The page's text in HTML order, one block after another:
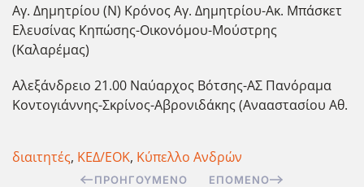
Αγ. Δημητρίου (Ν) Κρόνος Αγ. Δημητρίου-Ακ. Μπάσκετ
Ελευσίνας Κηπώσης-Οικονόμου-Μούστρης
(Καλαρέμας)
Αλεξάνδρειο 21.00 Ναύαρχος Βότσης-ΑΣ Πανόραμα
Κοντογιάννης-Σκρίνος-Αβρονιδάκης (Ανααστασίου Αθ.
διαιτητές, ΚΕΔ/ΕΟΚ, Κύπελλο Ανδρών
ΠΡΟΗΓΟΎΜΕΝΟ ΕΠΌΜΕΝΟ